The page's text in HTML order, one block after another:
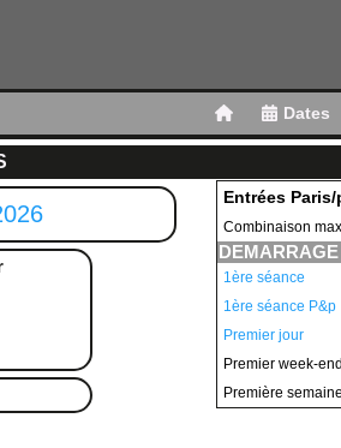
Dates
Entrées Paris/
Combinaison
DEMARRAGE
1ère séance
1ère séance P&p
Premier jour
Premier week-end
Première semaine